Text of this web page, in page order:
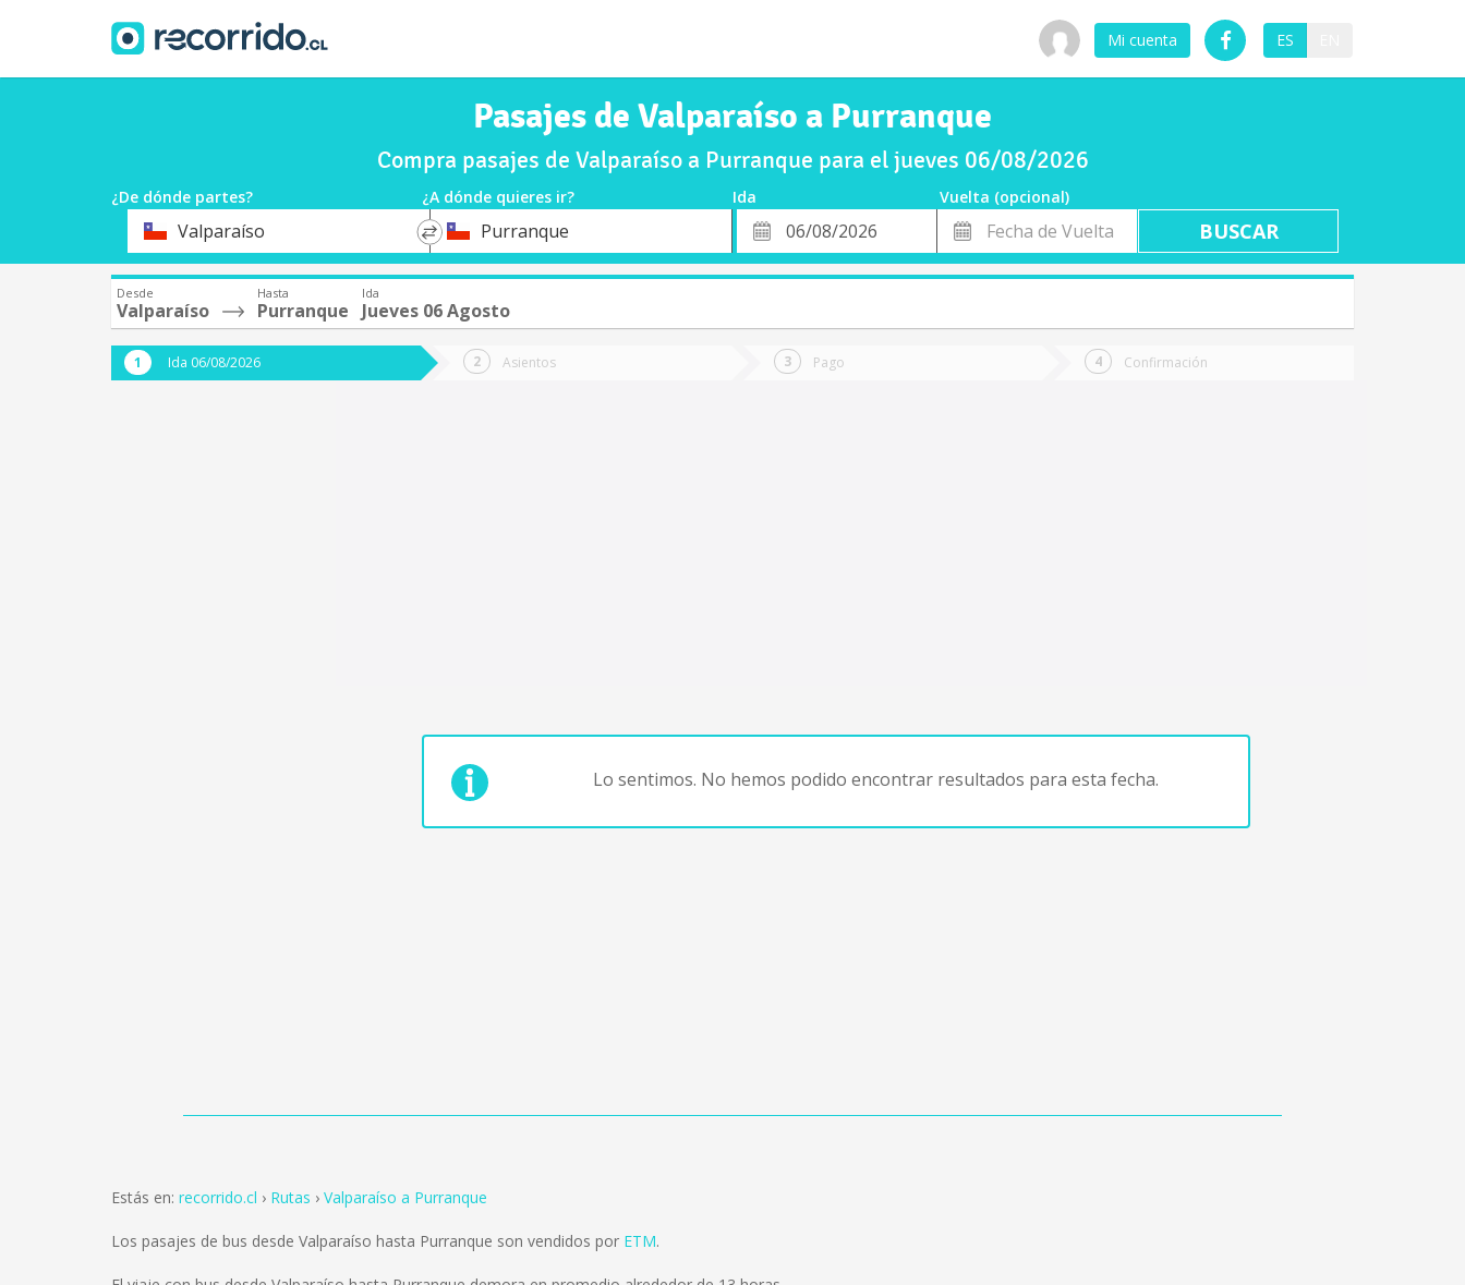
Mi cuenta ES
Pasajes de Valparaíso a Purranque
Compra pasajes de Valparaíso a Purranque para el jueves 06/08/2026
¿De dónde partes? ¿A dónde quieres ir? Ida
Vuelta (opcional)
Origen Valparaíso
*
DestinoPurranque
Fecha
de
Fecha
de
Vuelta
Desde
Valparaíso
Hasta
Purranque
Ida
Jueves 06 Agosto
Ida 06/08/2026 Asientos Pago Confirmación
Lo sentimos. No hemos podido encontrar resultados para esta fecha.
Estás en: recorrido.cl Rutas Valparaíso a Purranque
Los pasajes de bus desde Valparaíso hasta Purranque son vendidos por ETM.